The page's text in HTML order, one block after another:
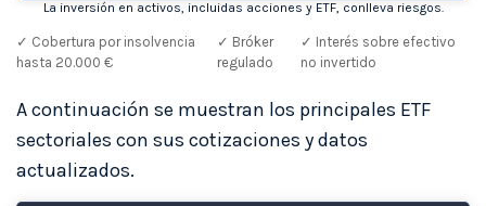
La inversión en activos, incluidas acciones y ETF, conlleva riesgos.
✓ Cobertura por insolvencia
hasta 20.000 €
✓ Bróker
regulado
✓ Interés sobre efectivo
no invertido
A continuación se muestran los principales ETF
sectoriales con sus cotizaciones y datos
actualizados.